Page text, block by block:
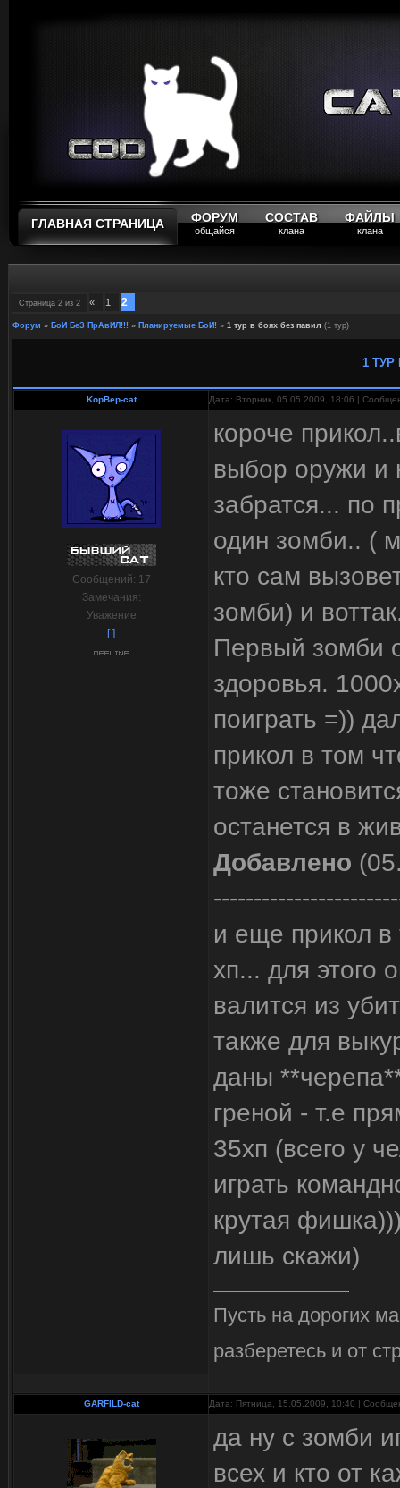
ГЛАВНАЯ СТРАНИЦА ФОРУМ
общайся
СОСТАВ
клана
ФАЙЛЫ
клана
Страница 2 из 2 « 1 2
Форум » БоИ БеЗ ПрАвИЛ!!! » Планируемые БоИ! » 1 тур в боях без павил (1 тур)
1 ТУР
KopBep-cat Дата: Вторник, 05.05.2009, 18:06 |
Сообщений: 17
Замечания:
Уважение
[ ]
короче
выбор оружи и
забратся... по
один зомби.. (
кто сам
зомби) и
Первый зомби
здоровья.
поиграть =))
прикол в том
тоже
останется в
Добавлено
и еще прикол в
хп... для этого
валится из
также для
даны
греной - т.е
35хп (всего у
играть
крутая
лишь скажи)
Пусть на дорогих
разберетесь и от
GARFILD-cat Дата: Пятница, 15.05.2009, 10:40 |
да ну с зомби
всех и кто от